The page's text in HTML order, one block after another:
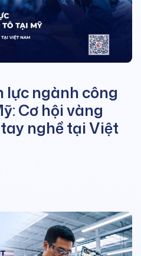
lực ngành công
Cơ hội vàng
nghề tại Việt